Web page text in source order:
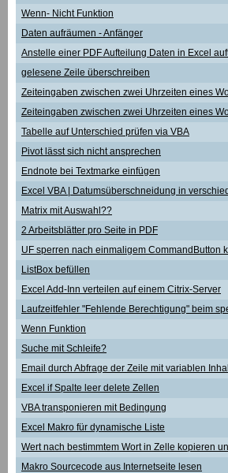
Wenn- Nicht Funktion
Daten aufräumen - Anfänger
Anstelle einer PDF Aufteilung Daten in Excel
gelesene Zeile überschreiben
Zeiteingaben zwischen zwei Uhrzeiten eines
Zeiteingaben zwischen zwei Uhrzeiten eines
Tabelle auf Unterschied prüfen via VBA
Pivot lässt sich nicht ansprechen
Endnote bei Textmarke einfügen
Excel VBA | Datumsüberschneidung in
Matrix mit Auswahl??
2 Arbeitsblätter pro Seite in PDF
UF sperren nach einmaligem CommandButton
ListBox befüllen
Excel Add-Inn verteilen auf einem Citrix-Server
Laufzeitfehler "Fehlende Berechtigung" beim
Wenn Funktion
Suche mit Schleife?
Email durch Abfrage der Zeile mit variablen
Excel if Spalte leer delete Zellen
VBA transponieren mit Bedingung
Excel Makro für dynamische Liste
Wert nach bestimmtem Wort in Zelle kopieren
Makro Sourcecode aus Internetseite lesen